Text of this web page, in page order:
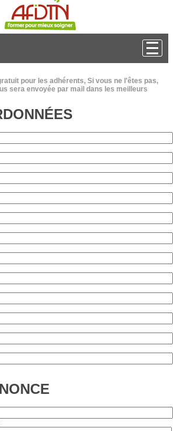
pour les adhérents, Si vous ne l'êtes pas,
sera envoyée par mail dans les meilleurs